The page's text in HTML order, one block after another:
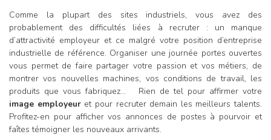
Comme la plupart des sites industriels, vous avez des
probablement des difficultés liées à recruter : un manque
d’attractivité employeur et ce malgré votre position d’entreprise
industrielle de référence. Organiser une journée portes ouvertes
vous permet de faire partager votre passion et vos métiers, de
montrer vos nouvelles machines, vos conditions de travail, les
produits que vous fabriquez… Rien de tel pour affirmer votre
image employeuret pour recruter demain les meilleurs talents.
Profitez-en pour afficher vos annonces de postes à pourvoir et
faîtes témoigner les nouveaux arrivants.